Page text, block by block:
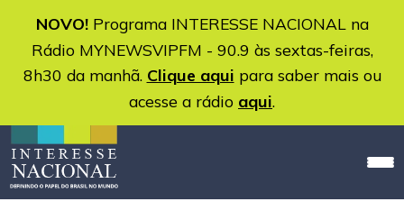
NOVO!Programa INTERESSE NACIONAL na
Rádio MYNEWSVIPFM - 90.9 às sextas-feiras,
8h30 da manhã. Clique aqui para saber mais ou
acesse a rádio aqui.